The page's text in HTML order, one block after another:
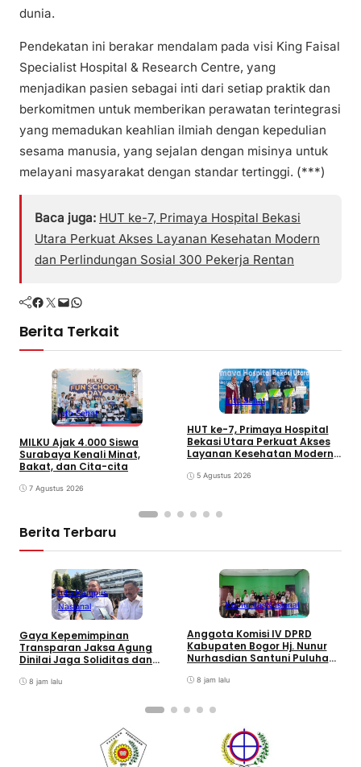
dunia.
Pendekatan ini berakar mendalam pada visi King Faisal
Specialist Hospital & Research Centre, yang
menjadikan pasien sebagai inti dari setiap praktik dan
berkomitmen untuk memberikan perawatan terintegrasi
yang memadukan keahlian ilmiah dengan kepedulian
sesama manusia, yang sejalan dengan misinya untuk
melayani masyarakat dengan standar tertinggi. (***)
Baca juga: HUT ke-7, Primaya Hospital Bekasi
Utara Perkuat Akses Layanan Kesehatan Modern
dan Perlindungan Sosial 300 Pekerja Rentan
Facebook Twitter Mail WhatsApp
Berita Terkait
Info Sehat
MILKU Ajak 4.000 Siswa
Surabaya Kenali Minat,
Bakat, dan Cita-cita
7 Agustus 2026
Info Sehat
HUT ke-7, Primaya Hospital
Bekasi Utara Perkuat Akses
Layanan Kesehatan Modern
Pekerja Rentan
5 Agustus 2026
Berita Terbaru
Info Kampus
Nasional
Gaya Kepemimpinan
Transparan Jaksa Agung
Dinilai Jaga Soliditas dan
Adhyaksa
8 jam lalu
KomunitasNasional
Anggota Komisi IV DPRD
Kabupaten Bogor Hj. Nunur
Nurhasdian Santuni Puluhan
8 jam lalu